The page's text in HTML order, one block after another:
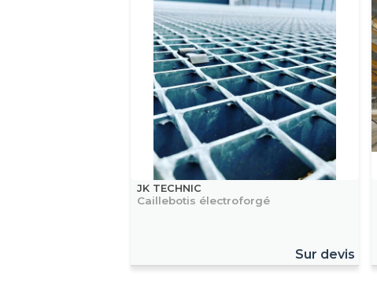
JK TECHNIC
Caillebotis électroforgé
Sur devis